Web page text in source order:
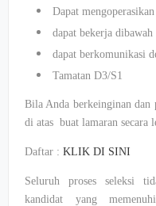
Dapat
dapat bekerja dibawah
dapat berkomunikasi
Tamatan D3/S1
Bila Anda berkeinginan dan
di atas buat lamaran secara
Daftar : KLIK DI SINI
Seluruh proses seleksi
kandidat yang